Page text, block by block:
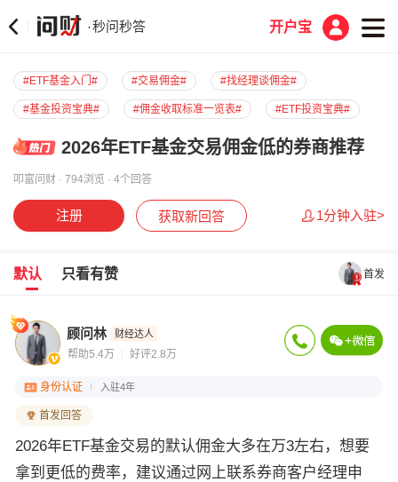
·秒问秒答 开户宝
#ETF基金入门# #交易佣金# #找经理谈佣金#
#基金投资宝典# #佣金收取标准一览表# #ETF投资宝典#
#基金交易指南# #2025合规券商名单#
2026年ETF基金交易佣金低的券商推荐
叩富问财 · 794浏览 · 4个回答
注册 获取新回答 1分钟入驻>
默认 只看有赞 首发
顾问林 财经达人
帮助5.4万 好评2.8万
身份认证 入驻4年
首发回答
2026年ETF基金交易的默认佣金大多在万3左右，想要
拿到更低的费率，建议通过网上联系券商客户经理申